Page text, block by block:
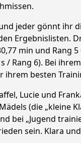
jeder gönnt ihr
Ergebnislisten.
min und Rang
Rang 6). Bei
ihrem besten
Lucie und
(die „kleine
bei „Jugend
sein. Klara